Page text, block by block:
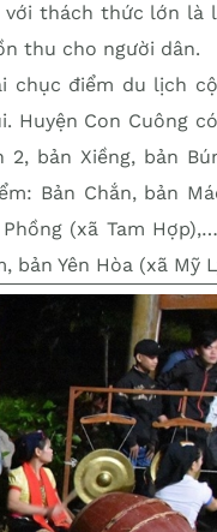
với thách thức lớn là
thu cho người dân.
chục điểm du lịch
Huyện Con Cuông
2, bản Xiềng, bản
Bản Chắn, bản
(xã Tam
bản Yên Hòa (xã Mỹ